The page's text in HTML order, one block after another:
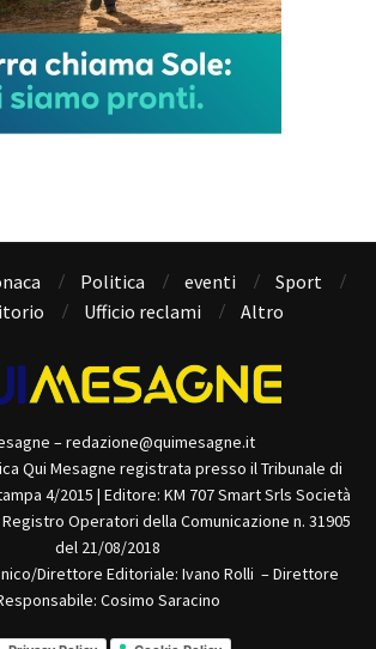
Politica eventi
Sport
Ufficio reclami Altro
– redazione@quimesagne.it
Qui Mesagne registrata presso il Tribunale di
4/2015 | Editore: KM 707 Smart Srls Società
Operatori della Comunicazione n. 31905
del 21/08/2018
Direttore Editoriale: Ivano Rolli – Direttore
Cosimo Saracino